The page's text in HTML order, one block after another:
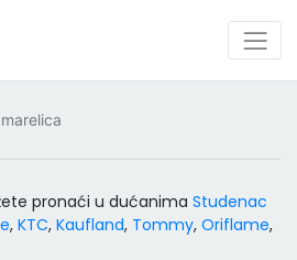
marelica
pronaći u dućanima Studenac
, KTC, Kaufland, Tommy, Oriflame,